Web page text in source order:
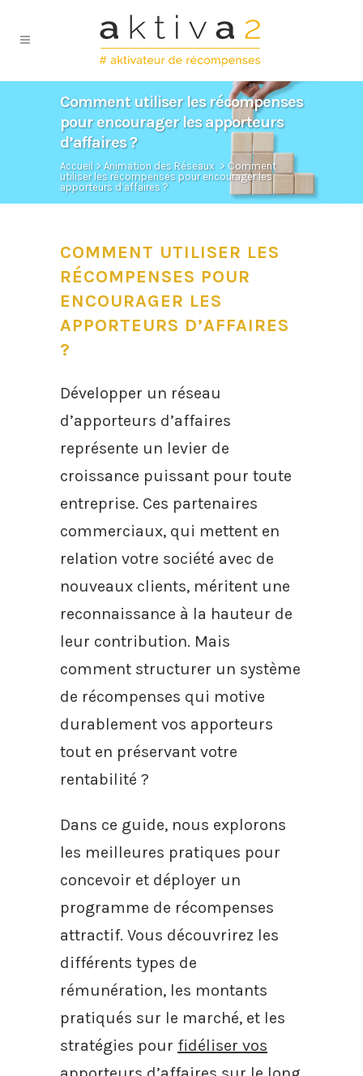
Comment utiliser les récompenses
pour encourager les apporteurs
d’affaires ?
Accueil > Animation des Réseaux > Comment
utiliser les récompenses pour encourager les
apporteurs d’affaires ?
COMMENT UTILISER LES
RÉCOMPENSES POUR
ENCOURAGER LES
APPORTEURS D’AFFAIRES
?
Développer un réseau
d’apporteurs d’affaires
représente un levier de
croissance puissant pour toute
entreprise. Ces partenaires
commerciaux, qui mettent en
relation votre société avec de
nouveaux clients, méritent une
reconnaissance à la hauteur de
leur contribution. Mais
comment structurer un système
de récompenses qui motive
durablement vos apporteurs
tout en préservant votre
rentabilité ?
Dans ce guide, nous explorons
les meilleures pratiques pour
concevoir et déployer un
programme de récompenses
attractif. Vous découvrirez les
différents types de
rémunération, les montants
pratiqués sur le marché, et les
stratégies pour fidéliser vos